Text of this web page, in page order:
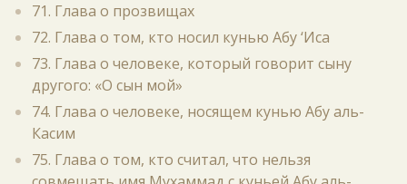
71. Глава о прозвищах
72. Глава о том, кто носил кунью Абу ‘Иса
73. Глава о человеке, который говорит сыну
другого: «О сын мой»
74. Глава о человеке, носящем кунью Абу аль-
Касим
75. Глава о том, кто считал, что нельзя